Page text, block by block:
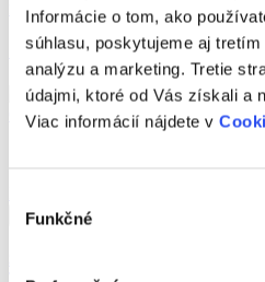
Informácie o tom, ako
súhlasu, poskytujeme aj
analýzu a marketing. Tretie
údajmi, ktoré od Vás získali a
Viac informácií nájdete v
súhlasu
Funkčné
Počet izieb: 1
139 900 €
Trnave